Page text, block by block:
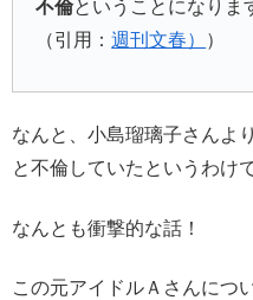
不倫ということになりま
（引用：週刊文春） ）
なんと、小島瑠璃子さんよ
と不倫していたというわけ
なんとも衝撃的な話！
この元アイドルＡさんにつ